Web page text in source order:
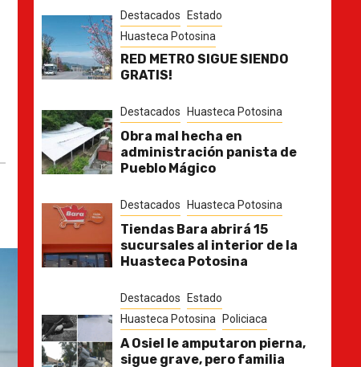
Destacados
Estado
Huasteca Potosina
RED METRO SIGUE SIENDO
GRATIS!
Destacados Huasteca Potosina
Obra mal hecha en
administración panista de
Pueblo Mágico
Destacados Huasteca Potosina
Tiendas Bara abrirá 15
sucursales al interior de la
Huasteca Potosina
Destacados
Estado
Huasteca Potosina
Policiaca
A Osiel le amputaron pierna,
sigue grave, pero familia